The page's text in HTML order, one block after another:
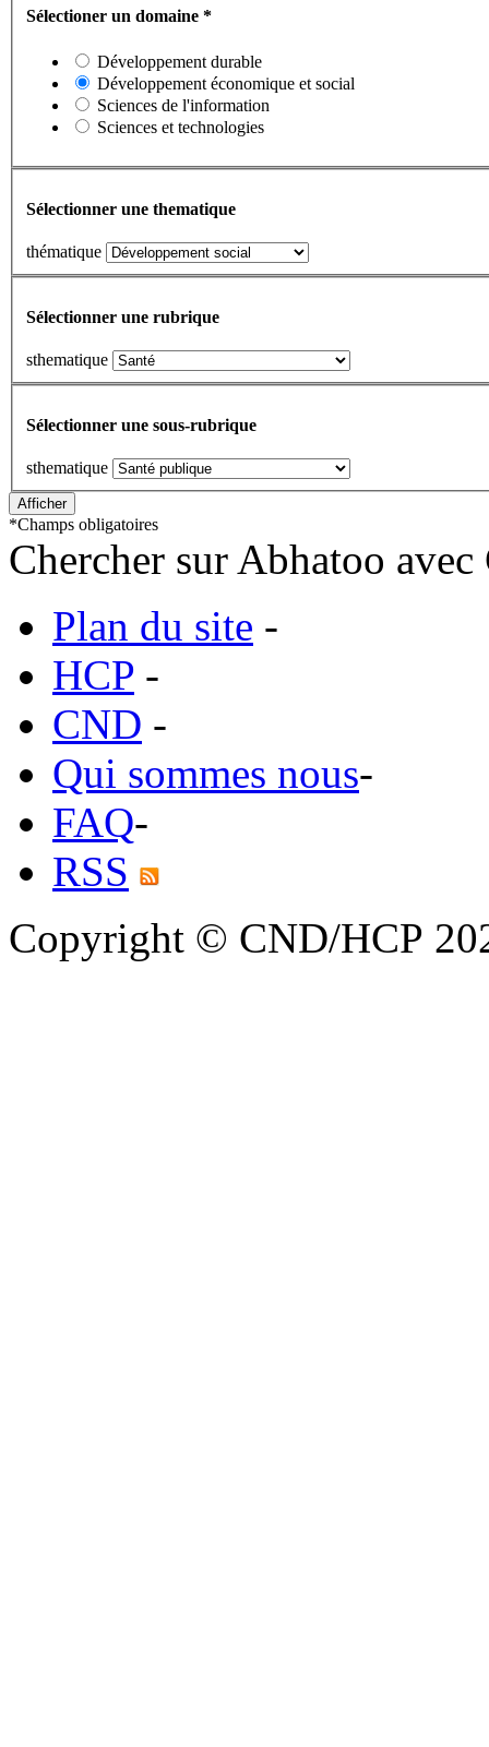
Sélectioner un domaine *
Développement durable
Développement économique et social
Sciences de l'information
Sciences et technologies
Sélectionner une thematique
thématique
Sélectionner une rubrique
sthematique
Sélectionner une sous-rubrique
sthematique
*Champs obligatoires
Chercher sur Abhatoo
Plan du site -
HCP -
CND -
Qui sommes nous-
FAQ-
RSS
Copyright © CND/HCP